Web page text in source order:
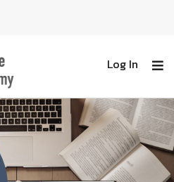
Log In